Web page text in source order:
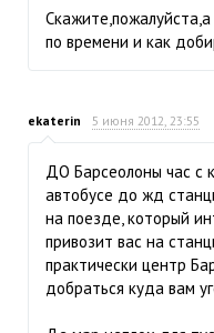
по времени и как
ekaterin 5 июня 2012, 23:55
ДО Барсеолоны час с
автобусе до жд
на поезде, который
привозит вас на
практически центр
добраться куда вам